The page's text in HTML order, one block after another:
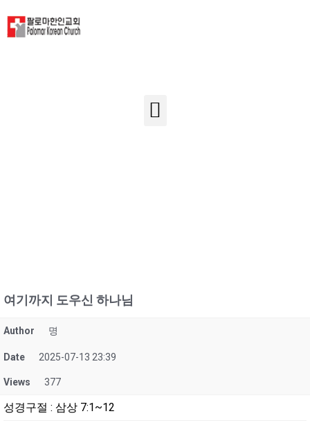
여기까지 도우신 하나님
Author 명
Date 2025-07-13 23:39
Views 377
성경구절 : 삼상 7:1~12